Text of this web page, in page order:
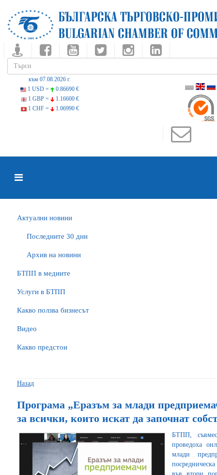
към 07.08.2026 г.
1 USD =
0.86690 €
1 GBP =
1.16600 €
1 CHF =
1.06990 €
Актуални новини
Последните 30 дни
Архив на новини
БTПП в медиите
Услуги в БТПП
Какво ползва бизнесът
Видео
Какво предстои
Назад
Програма „Еразъм за млади
за всички, които искат да започнат
БТПП,
проведоха
млади